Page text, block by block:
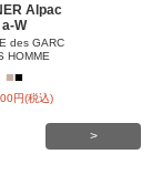
Alpac
a-W
des GARC
HOMME
■■
円(税込)
>